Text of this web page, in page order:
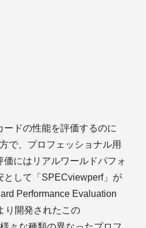
ドの性能を評価するのに
で、プロフェッショナル用
にはリアルワールドパフォ
として「SPECviewperf」が
Performance Evaluation
り開発されたこの